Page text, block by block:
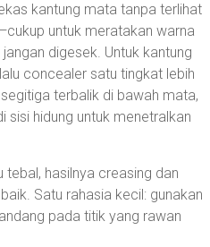
kantung mata tanpa terlihat
untuk meratakan warna
digesek. Untuk kantung
concealer satu tingkat lebih
terbalik di bawah mata,
sisi hidung untuk menetralkan
hasilnya creasing dan
Satu rahasia kecil: gunakan
pada titik yang rawan